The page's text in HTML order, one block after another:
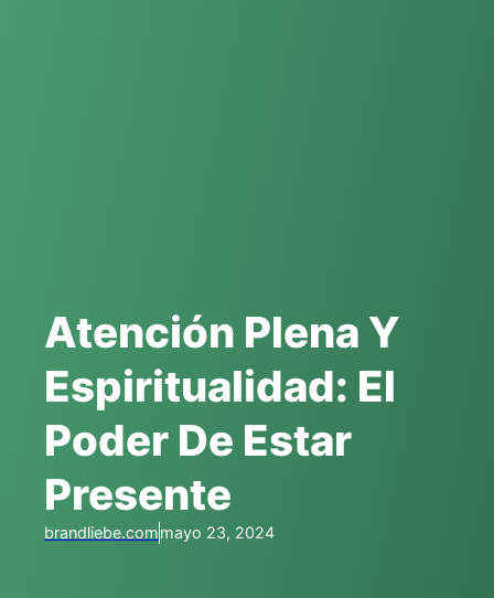
Atención Plena Y
Espiritualidad: El
Poder De Estar
Presente
brandliebe.commayo 23, 2024